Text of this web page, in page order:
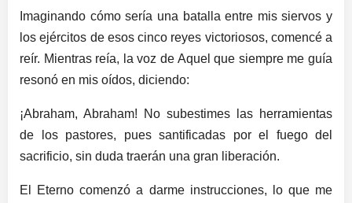
Imaginando cómo sería una batalla entre mis siervos y
los ejércitos de esos cinco reyes victoriosos, comencé a
reír. Mientras reía, la voz de Aquel que siempre me guía
resonó en mis oídos, diciendo:
¡Abraham, Abraham! No subestimes las herramientas
de los pastores, pues santificadas por el fuego del
sacrificio, sin duda traerán una gran liberación.
El Eterno comenzó a darme instrucciones, lo que me